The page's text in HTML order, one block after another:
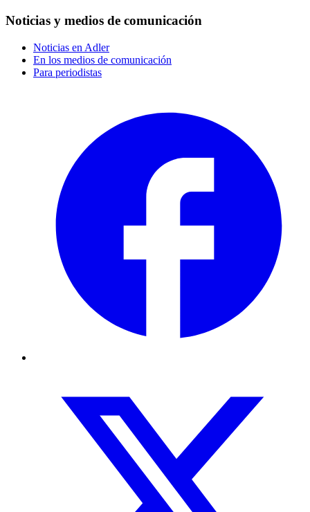
Noticias y medios de comunicación
Noticias en Adler
En los medios de comunicación
Para periodistas